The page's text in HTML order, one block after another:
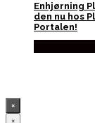
Enhjørning
den nu hos
Portalen!
×
×